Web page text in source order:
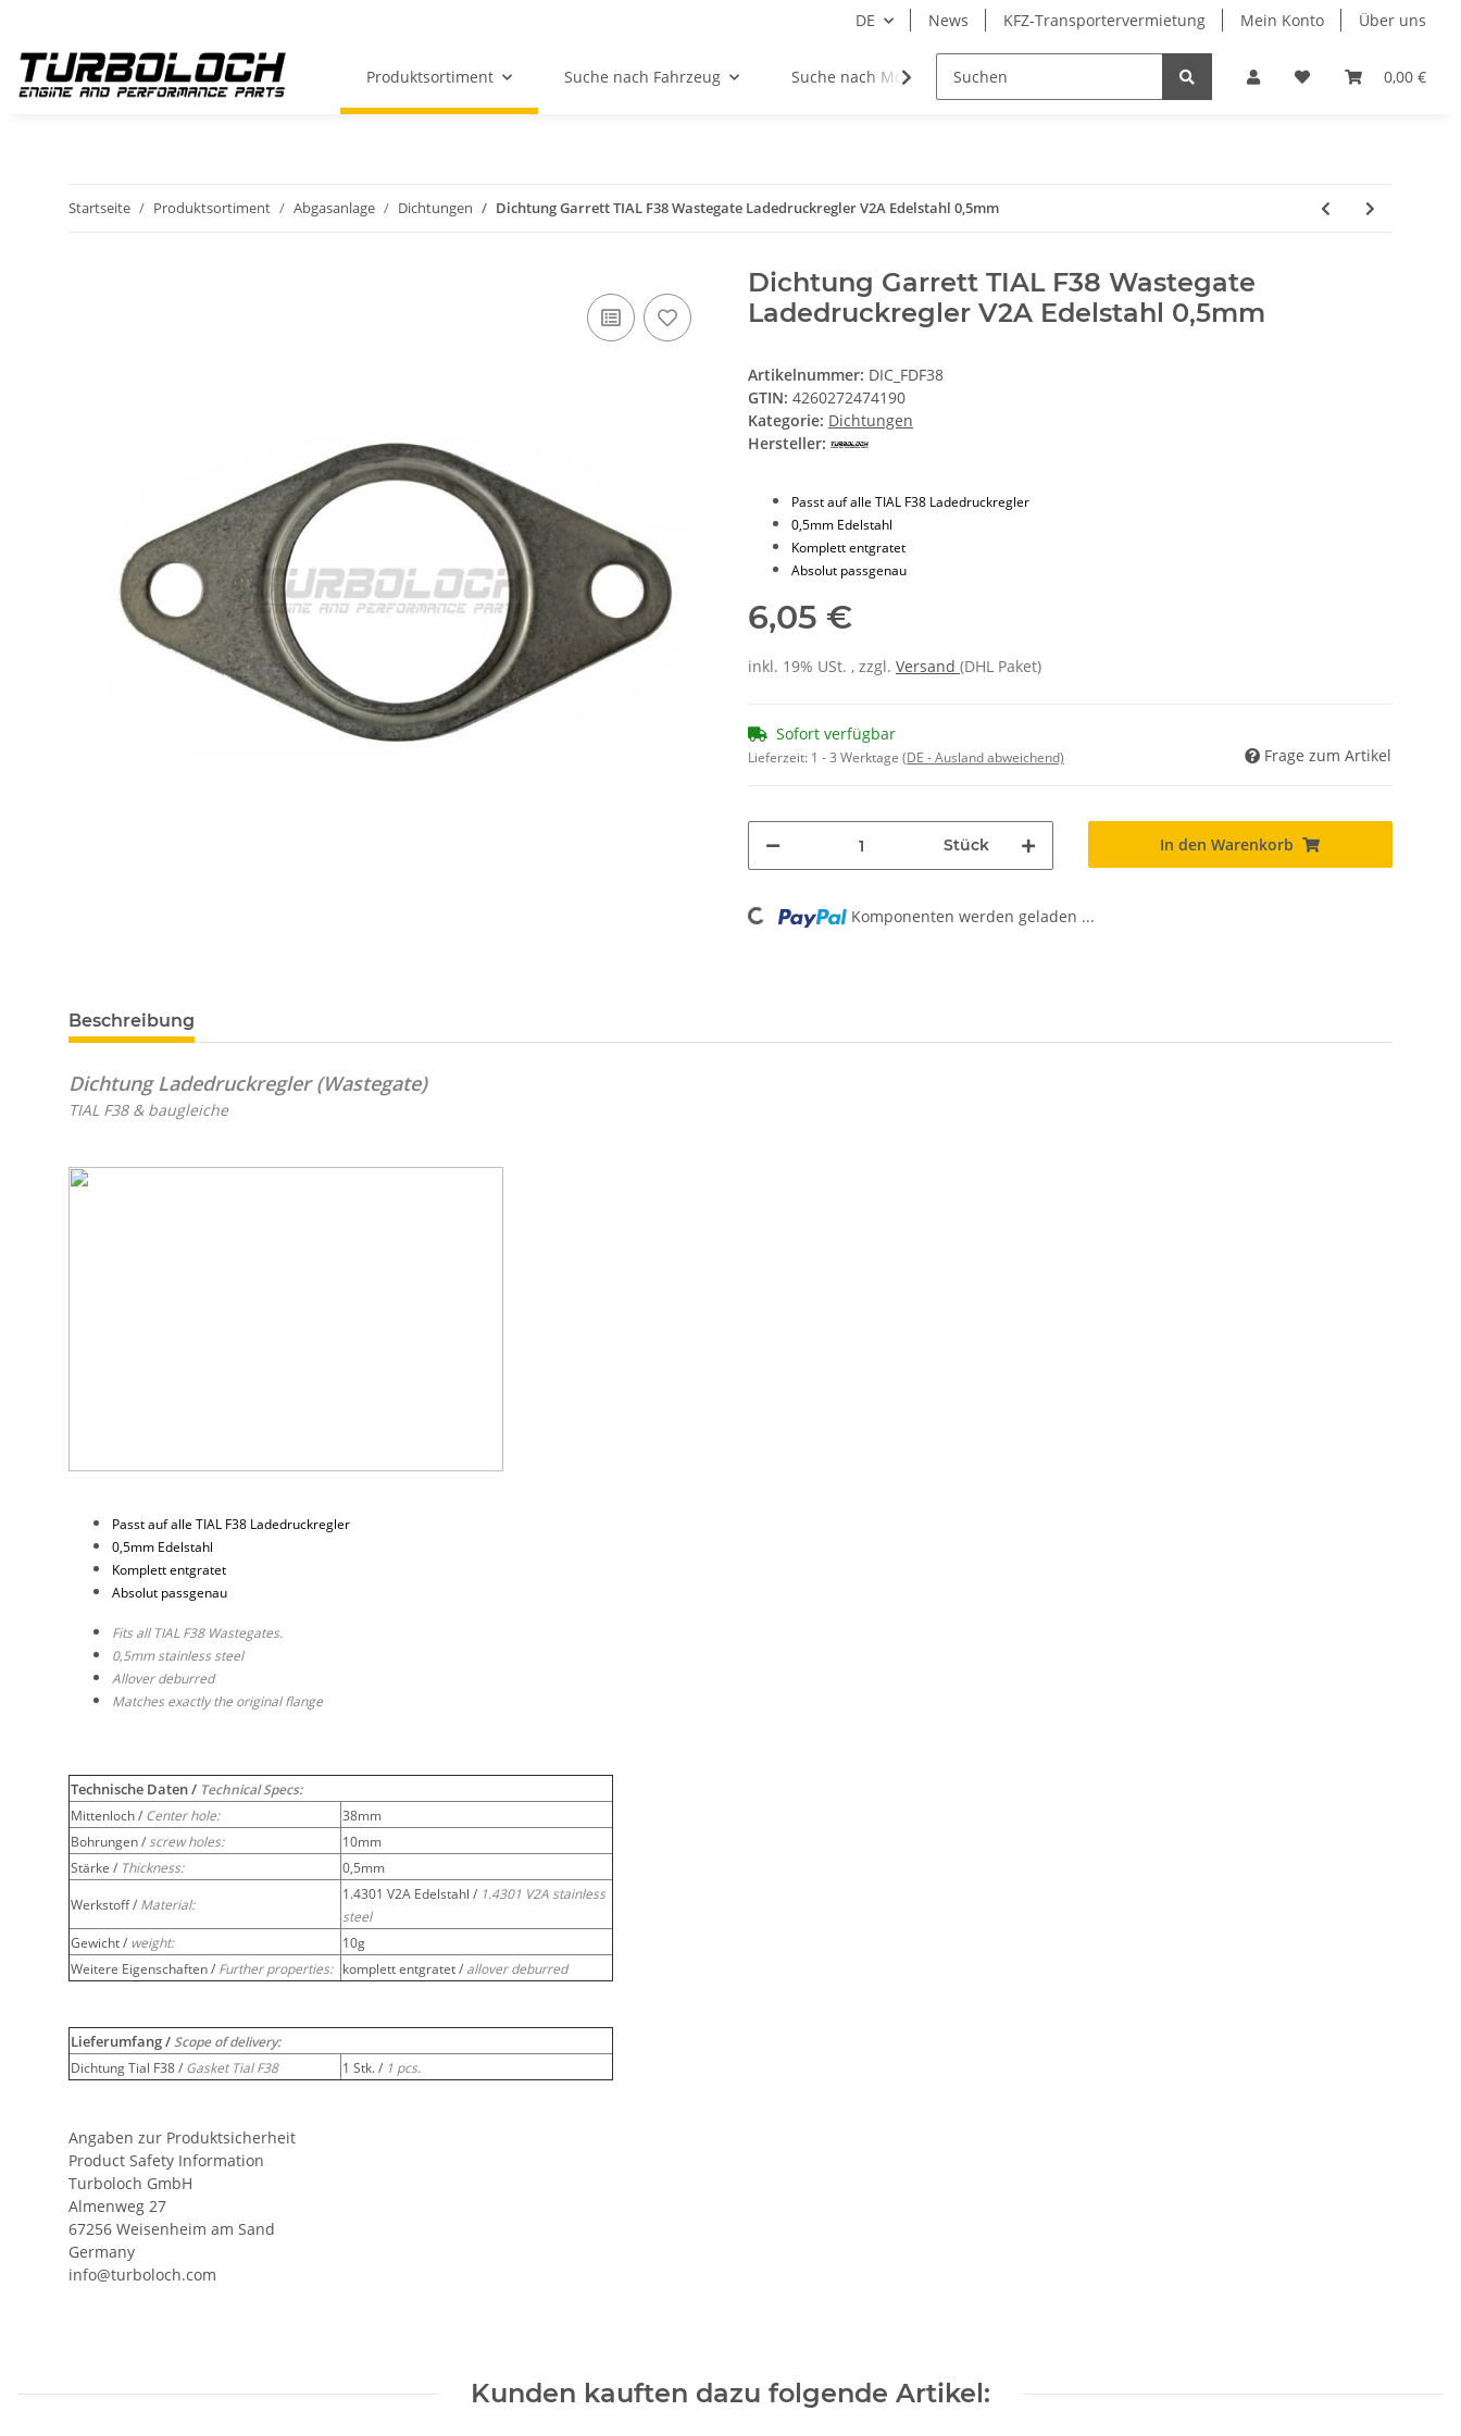
DE News KFZ-Transportervermietung Mein Konto Über uns
0,00 €
Produktsortiment Suche nach Fahrzeug Suche nach Motor Sonderangebote Merchandising
Startseite Produktsortiment Abgasanlage Dichtungen Dichtung Garrett TIAL F38 Wastegate Ladedruckregler V2A Edelstahl 0,5mm
Dichtung Garrett TIAL F38 Wastegate
Ladedruckregler V2A Edelstahl 0,5mm
Artikelnummer: DIC_FDF38
GTIN: 4260272474190
Kategorie: Dichtungen
Hersteller:
Passt auf alle TIAL F38 Ladedruckregler
0,5mm Edelstahl
Komplett entgratet
Absolut passgenau
6,05 €
inkl. 19% USt. , zzgl. Versand (DHL Paket)
Sofort verfügbar
Lieferzeit: 1 - 3 Werktage (DE - Ausland abweichend) Frage zum Artikel
Stück In den Warenkorb
Loading... Komponenten werden geladen ...
Beschreibung
Dichtung Ladedruckregler (Wastegate)
TIAL F38 & baugleiche
Passt auf alle TIAL F38 Ladedruckregler
0,5mm Edelstahl
Komplett entgratet
Absolut passgenau
Fits all TIAL F38 Wastegates.
0,5mm stainless steel
Allover deburred
Matches exactly the original flange
Technische Daten / Technical Specs:
Mittenloch / Center hole:
38mm
Bohrungen / screw holes:
10mm
Stärke / Thickness:
0,5mm
Werkstoff / Material:
1.4301 V2A Edelstahl / 1.4301 V2A stainless
steel
Gewicht / weight:
10g
Weitere Eigenschaften / Further properties: komplett entgratet / allover deburred
Lieferumfang / Scope of delivery:
Dichtung Tial F38 / Gasket Tial F38 1 Stk. / 1 pcs.
Angaben zur Produktsicherheit
Product Safety Information
Turboloch GmbH
Almenweg 27
67256 Weisenheim am Sand
Germany
info@turboloch.com
Kunden kauften dazu folgende Artikel: